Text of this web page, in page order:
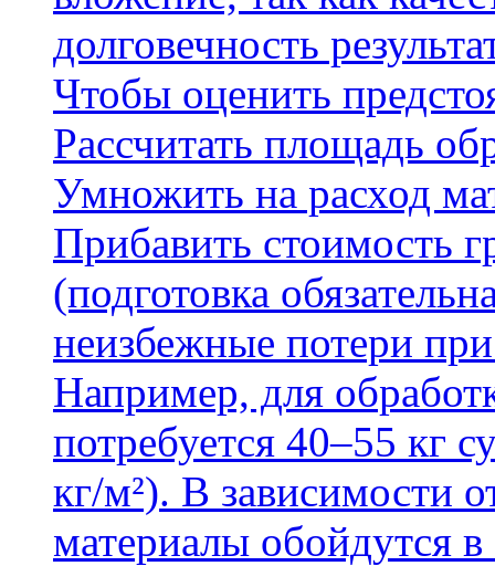
долговечность
Чтобы оценить
Рассчитать площадь
Умножить на расход
Прибавить стоимость
(подготовка
неизбежные потери
Например, для
потребуется 40–55 кг
кг/м²). В зависимости
материалы обойдутся